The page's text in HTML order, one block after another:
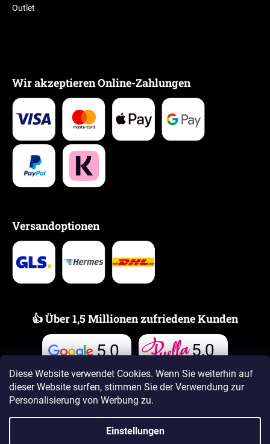
Diese Website verwendet Cookies. Wenn Sie weiterhin auf
dieser Website surfen, stimmen Sie der Verwendung zur
Personalisierung von Werbung zu.
Einstellungen
Outlet
Wir akzeptieren Online-Zahlungen
Versandoptionen
👍 Über 1,5 Millionen zufriedene Kunden
5,0
Bewertungen
5,0